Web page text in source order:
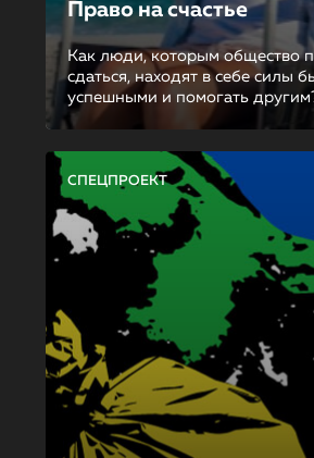
Право на счастье
Как люди, которым общество
сдаться, находят в себе силы
успешными и помогать
СПЕЦПРОЕКТ